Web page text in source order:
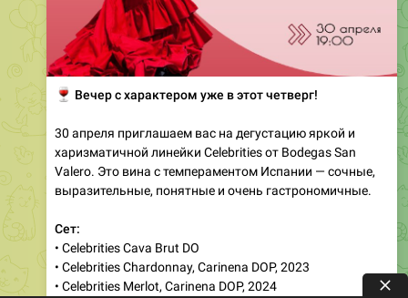
Вечер с характером уже в этот четверг!
30 апреля приглашаем вас на дегустацию яркой и
харизматичной линейки Celebrities от Bodegas San
Valero. Это вина с темпераментом Испании — сочные,
выразительные, понятные и очень гастрономичные.
Сет:
• Celebrities Cava Brut DO
• Celebrities Chardonnay, Carinena DOP, 2023
• Celebrities Merlot, Carinena DOP, 2024